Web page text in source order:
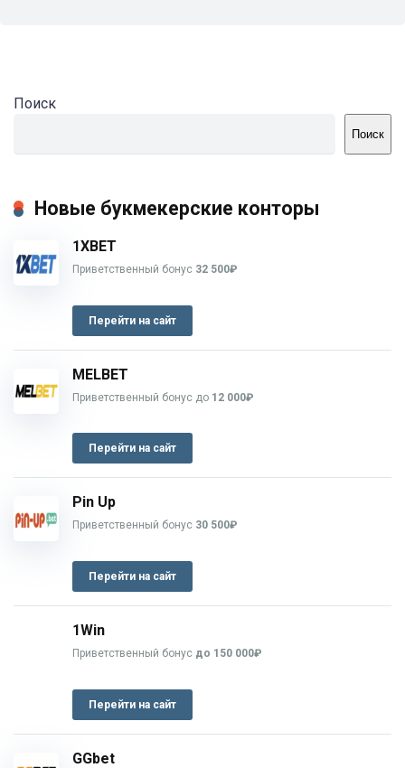
Поиск
Поиск
Новые букмекерские конторы
1XBET
Приветственный бонус 32 500₽
Перейти на сайт
MELBET
Приветственный бонус до 12 000₽
Перейти на сайт
Pin Up
Приветственный бонус 30 500₽
Перейти на сайт
1Win
Приветственный бонус до 150 000₽
Перейти на сайт
GGbet